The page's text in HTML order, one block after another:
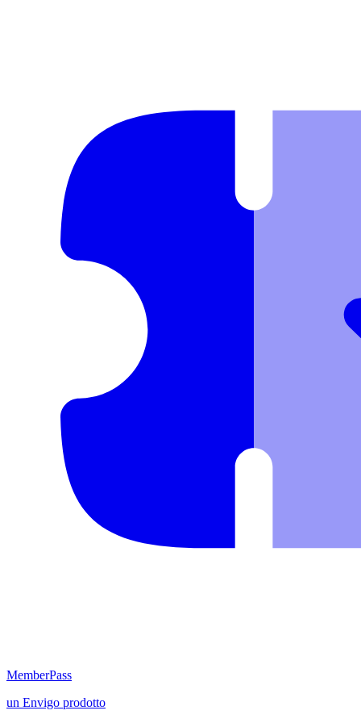
MemberPass
un Envigo prodotto